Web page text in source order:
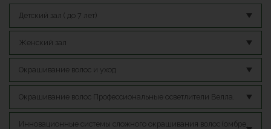
Детский зал ( до 7 лет)
Женский зал
Окрашивание волос и уход
Окрашивание волос Профессиональные осветлители Велла.
Инновационные системы сложного окрашивания волос (омбре,